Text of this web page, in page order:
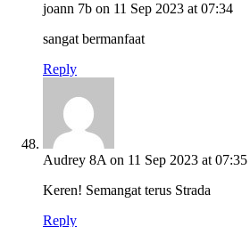
joann 7b on 11 Sep 2023 at 07:34
sangat bermanfaat
Reply
Audrey 8A on 11 Sep 2023 at 07:35
Keren! Semangat terus Strada
Reply